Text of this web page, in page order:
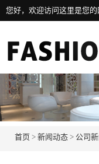
您好，欢迎访问这里是您的
首页 > 新闻动态 > 公司